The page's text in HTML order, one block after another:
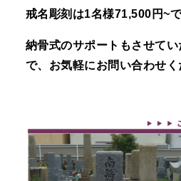
戒名彫刻は1名様71,500円~
納骨式のサポートもさせて
で、お気軽にお問い合わせく